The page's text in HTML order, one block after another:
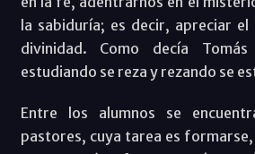
la sabiduría; es decir, apreciar
divinidad. Como decía
estudiando se reza y rezando se
Entre los alumnos se
pastores, cuya tarea es